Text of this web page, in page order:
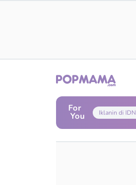
For
You Iklanin di IDN